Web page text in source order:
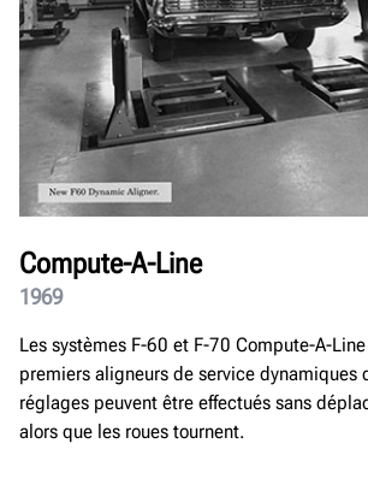
Compute-A-Line
1969
Les systèmes F-60 et F-70 Compute-A-
premiers aligneurs de service dynamiques
réglages peuvent être effectués sans
alors que les roues tournent.